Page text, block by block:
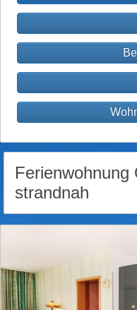
Ferienwohnung
strandnah